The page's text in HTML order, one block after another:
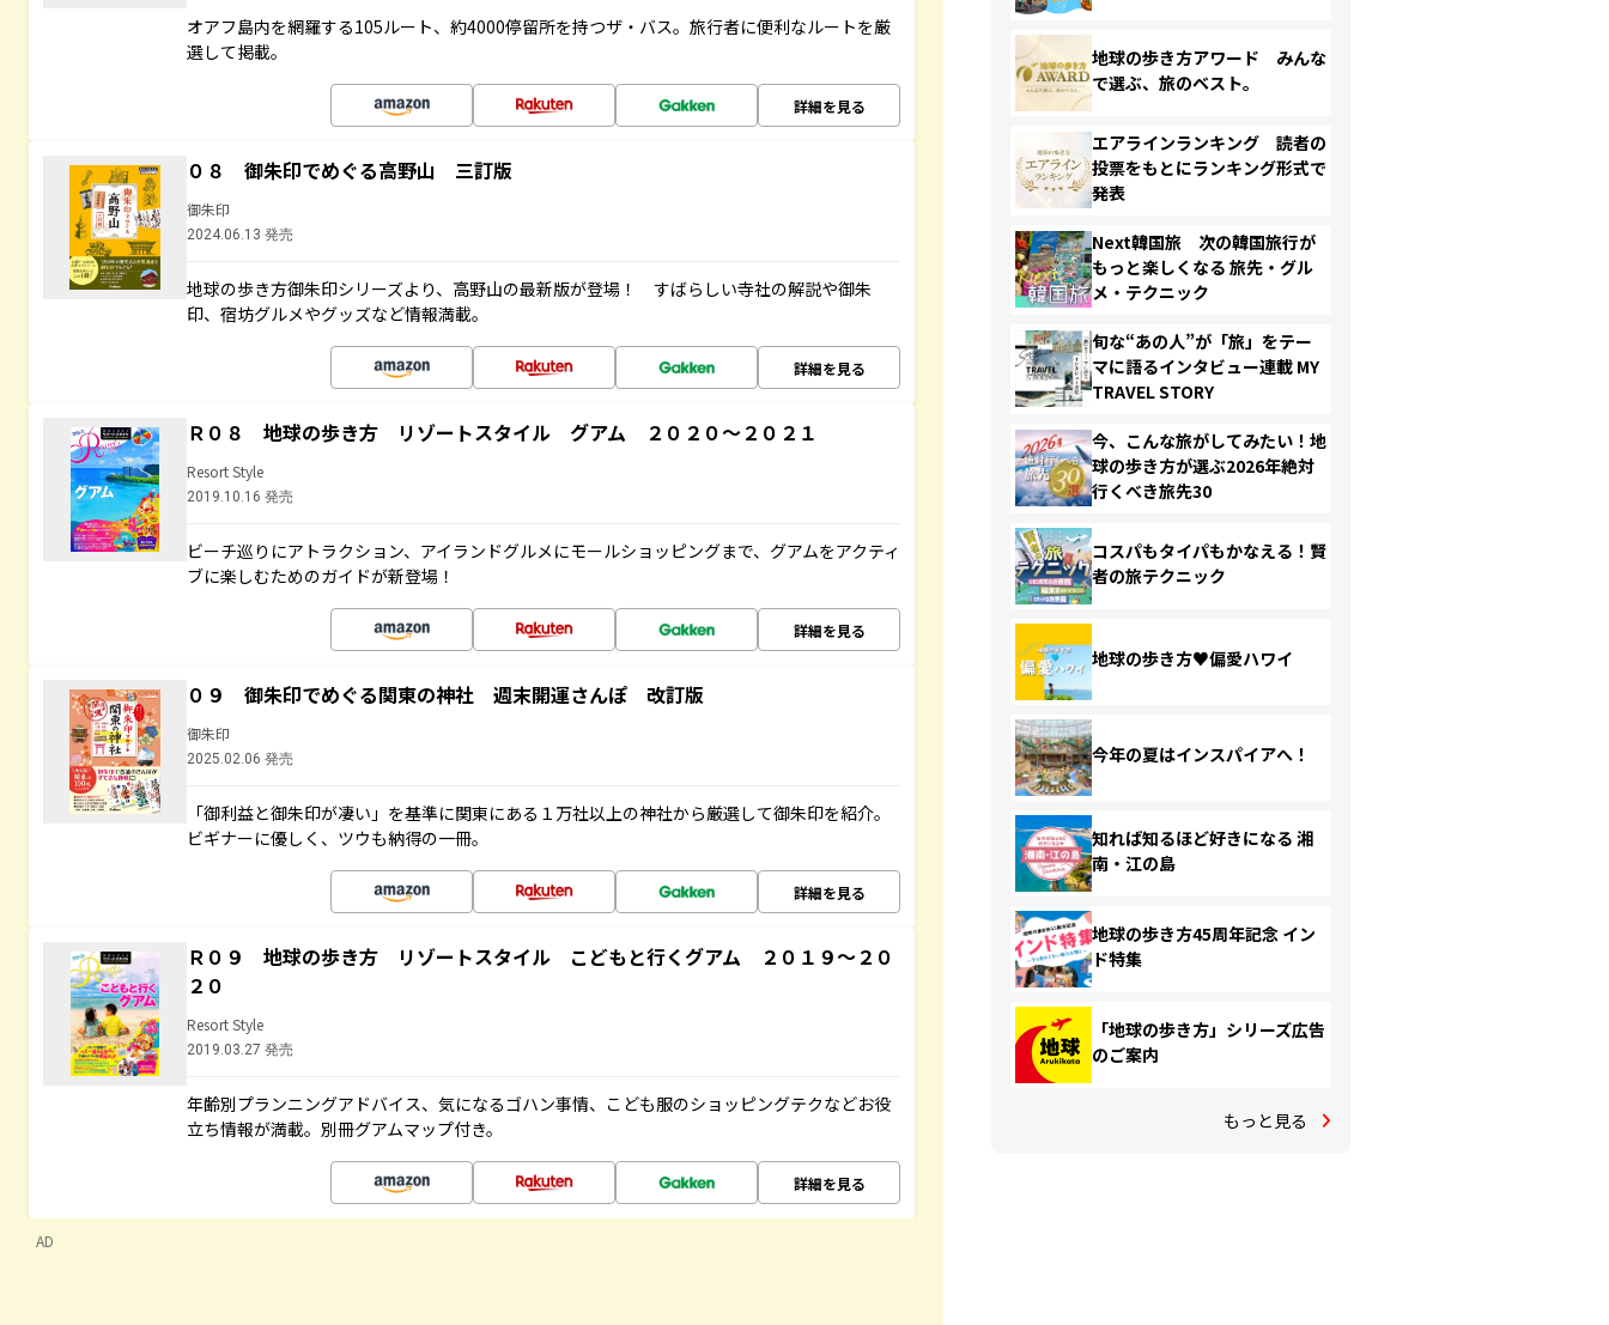
オアフ島内を網羅する105ルート、約4000停留所を持つザ・バス。旅行者に便利なルートを厳
選して掲載。
詳細を見る
０８ 御朱印でめぐる高野山 三訂版
御朱印
2024.06.13 発売
地球の歩き方御朱印シリーズより、高野山の最新版が登場！ すばらしい寺社の解説や御朱
印、宿坊グルメやグッズなど情報満載。
詳細を見る
Ｒ０８ 地球の歩き方 リゾートスタイル グアム ２０２０～２０２１
Resort Style
2019.10.16 発売
ビーチ巡りにアトラクション、アイランドグルメにモールショッピングまで、グアムをアクティ
ブに楽しむためのガイドが新登場！
詳細を見る
０９ 御朱印でめぐる関東の神社 週末開運さんぽ 改訂版
御朱印
2025.02.06 発売
「御利益と御朱印が凄い」を基準に関東にある１万社以上の神社から厳選して御朱印を紹介。
ビギナーに優しく、ツウも納得の一冊。
詳細を見る
Ｒ０９ 地球の歩き方 リゾートスタイル こどもと行くグアム ２０１９～２０
２０
Resort Style
2019.03.27 発売
年齢別プランニングアドバイス、気になるゴハン事情、こども服のショッピングテクなどお役
立ち情報が満載。別冊グアムマップ付き。
詳細を見る
AD
地球の歩き方アワード みんな
で選ぶ、旅のベスト。
エアラインランキング 読者の
投票をもとにランキング形式で
発表
Next韓国旅 次の韓国旅行が
もっと楽しくなる 旅先・グル
メ・テクニック
旬な“あの人”が「旅」をテー
マに語るインタビュー連載 MY
TRAVEL STORY
今、こんな旅がしてみたい！地
球の歩き方が選ぶ2026年絶対
行くべき旅先30
コスパもタイパもかなえる！賢
者の旅テクニック
地球の歩き方♥偏愛ハワイ
今年の夏はインスパイアへ！
知れば知るほど好きになる 湘
南・江の島
地球の歩き方45周年記念 イン
ド特集
「地球の歩き方」シリーズ広告
のご案内
もっと見る